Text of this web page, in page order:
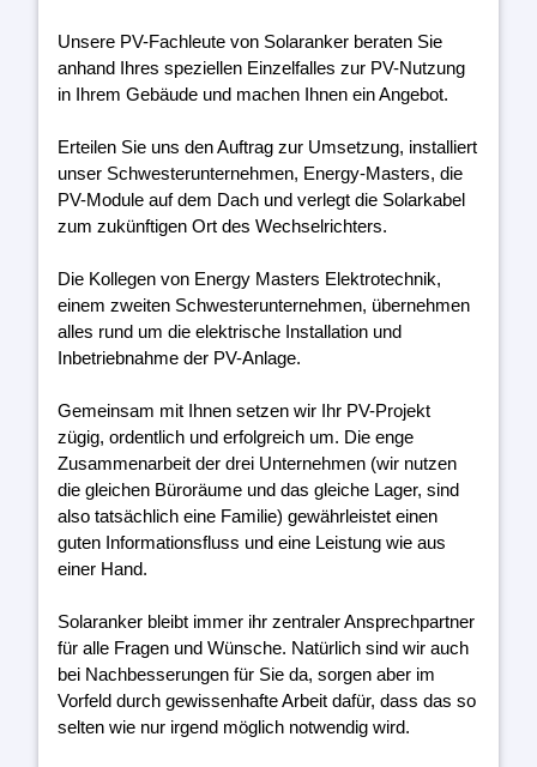
Unsere PV-Fachleute von Solaranker beraten Sie
anhand Ihres speziellen Einzelfalles zur PV-Nutzung
in Ihrem Gebäude und machen Ihnen ein Angebot.
Erteilen Sie uns den Auftrag zur Umsetzung, installiert
unser Schwesterunternehmen, Energy-Masters, die
PV-Module auf dem Dach und verlegt die Solarkabel
zum zukünftigen Ort des Wechselrichters.
Die Kollegen von Energy Masters Elektrotechnik,
einem zweiten Schwesterunternehmen, übernehmen
alles rund um die elektrische Installation und
Inbetriebnahme der PV-Anlage.
Gemeinsam mit Ihnen setzen wir Ihr PV-Projekt
zügig, ordentlich und erfolgreich um. Die enge
Zusammenarbeit der drei Unternehmen (wir nutzen
die gleichen Büroräume und das gleiche Lager, sind
also tatsächlich eine Familie) gewährleistet einen
guten Informationsfluss und eine Leistung wie aus
einer Hand.
Solaranker bleibt immer ihr zentraler Ansprechpartner
für alle Fragen und Wünsche. Natürlich sind wir auch
bei Nachbesserungen für Sie da, sorgen aber im
Vorfeld durch gewissenhafte Arbeit dafür, dass das so
selten wie nur irgend möglich notwendig wird.